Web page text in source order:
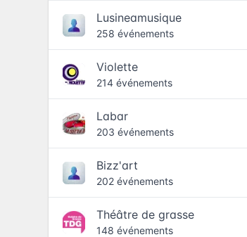
Lusineamusique
258 événements
Violette
214 événements
Labar
203 événements
Bizz'art
202 événements
Théâtre de grasse
148 événements